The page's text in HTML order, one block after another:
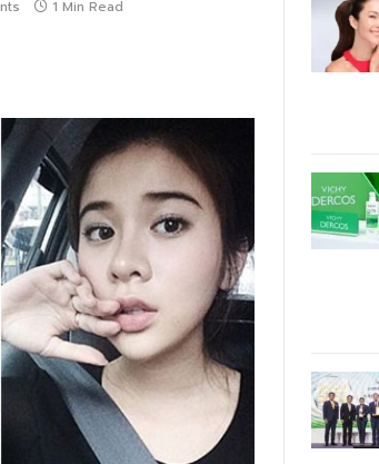
1 Min Read